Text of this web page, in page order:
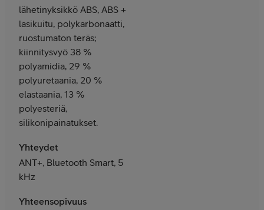
lähetinyksikkö ABS, ABS +
lasikuitu, polykarbonaatti,
ruostumaton teräs;
kiinnitysvyö ‎38 %
polyamidia, 29 %
polyuretaania, 20 %
elastaania, 13 %
polyesteriä,
silikonipainatukset.
Yhteydet
ANT+, Bluetooth Smart, 5
kHz
Yhteensopivuus